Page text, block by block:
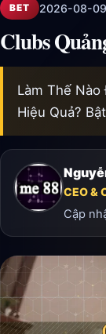
BET 2026-08-
Clubs
Làm Thế Nào
Hiệu Quả?
CEO &
Cập